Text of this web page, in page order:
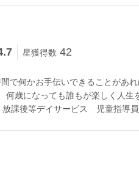
星獲得数 42
で何かお手伝いできることがあ
何歳になっても誰もが楽しく人生
課後等デイサービス 児童指導員
地域の人々の居場所作り活動。 ・